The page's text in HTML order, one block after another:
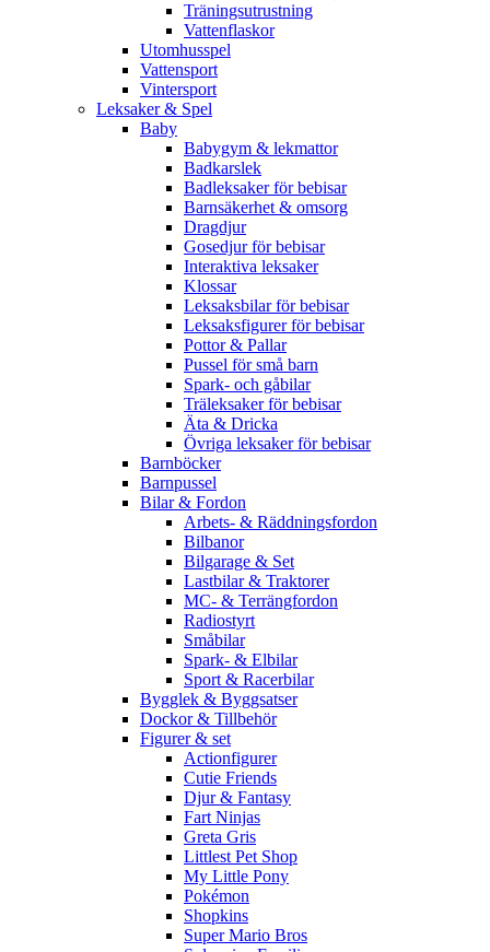
Träningsutrustning
Vattenflaskor
Utomhusspel
Vattensport
Vintersport
Leksaker & Spel
Baby
Babygym & lekmattor
Badkarslek
Badleksaker för bebisar
Barnsäkerhet & omsorg
Dragdjur
Gosedjur för bebisar
Interaktiva leksaker
Klossar
Leksaksbilar för bebisar
Leksaksfigurer för bebisar
Pottor & Pallar
Pussel för små barn
Spark- och gåbilar
Träleksaker för bebisar
Äta & Dricka
Övriga leksaker för bebisar
Barnböcker
Barnpussel
Bilar & Fordon
Arbets- & Räddningsfordon
Bilbanor
Bilgarage & Set
Lastbilar & Traktorer
MC- & Terrängfordon
Radiostyrt
Småbilar
Spark- & Elbilar
Sport & Racerbilar
Bygglek & Byggsatser
Dockor & Tillbehör
Figurer & set
Actionfigurer
Cutie Friends
Djur & Fantasy
Fart Ninjas
Greta Gris
Littlest Pet Shop
My Little Pony
Pokémon
Shopkins
Super Mario Bros